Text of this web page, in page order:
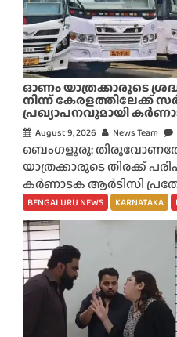
ഓണം യാത്രക്കാരുടെ
നിന്ന് കേരളത്തിലേക്ക്
പ്രഖ്യാപനവുമായി
August 9, 2026 News Team
ബെംഗളൂരു:
യാത്രക്കാരുടെ തിരക്ക്
കർണാടക ആർടിസി
BENGALURU NEWS KARNATAKA